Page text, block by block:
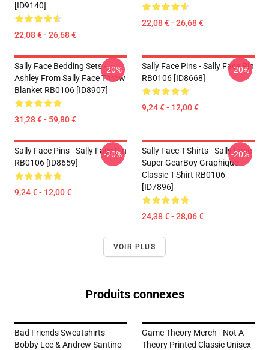
[ID9140]
22,08 € - 26,68 €
22,08 € - 26,68 €
Sally Face Bedding Sets -
Ashley From Sally Face Throw
Blanket RB0106 [ID8907]
31,28 € - 59,80 €
-20%
Sally Face Pins - Sally Face Pin
RB0106 [ID8668]
9,24 € - 12,00 €
-20%
Sally Face Pins - Sally Face Pin
RB0106 [ID8659]
9,24 € - 12,00 €
-20%
Sally Face T-Shirts - Sally Face
Super GearBoy Graphique
Classic T-Shirt RB0106
[ID7896]
24,38 € - 28,06 €
-20%
VOIR PLUS
Produits connexes
Bad Friends Sweatshirts –
Bobby Lee & Andrew Santino
Game Theory Merch - Not A
Theory Printed Classic Unisex